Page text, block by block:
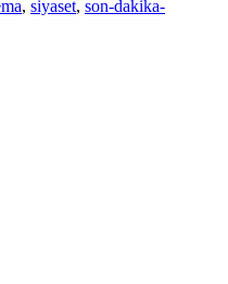
, siyaset, son-dakika-